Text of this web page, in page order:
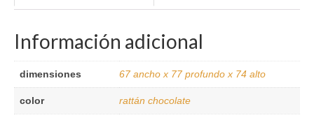
Información adicional
dimensiones 67 ancho x 77 profundo x 74 alto
color rattán chocolate